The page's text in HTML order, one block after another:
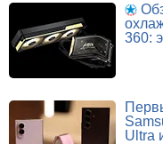
360:
Ultra